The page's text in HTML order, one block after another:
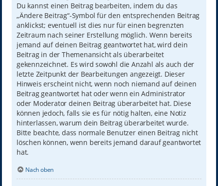
Du kannst einen Beitrag bearbeiten, indem du das
„Ändere Beitrag“-Symbol für den entsprechenden Beitrag
anklickst; eventuell ist dies nur für einen begrenzten
Zeitraum nach seiner Erstellung möglich. Wenn bereits
jemand auf deinen Beitrag geantwortet hat, wird dein
Beitrag in der Themenansicht als überarbeitet
gekennzeichnet. Es wird sowohl die Anzahl als auch der
letzte Zeitpunkt der Bearbeitungen angezeigt. Dieser
Hinweis erscheint nicht, wenn noch niemand auf deinen
Beitrag geantwortet hat oder wenn ein Administrator
oder Moderator deinen Beitrag überarbeitet hat. Diese
können jedoch, falls sie es für nötig halten, eine Notiz
hinterlassen, warum dein Beitrag überarbeitet wurde.
Bitte beachte, dass normale Benutzer einen Beitrag nicht
löschen können, wenn bereits jemand darauf geantwortet
hat.
Nach oben